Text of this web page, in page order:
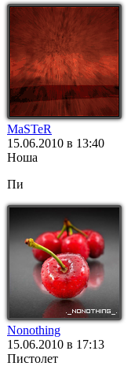
MaSTeR
15.06.2010 в 13:40
Ноша
Пи
Nonothing
15.06.2010 в 17:13
Пистолет